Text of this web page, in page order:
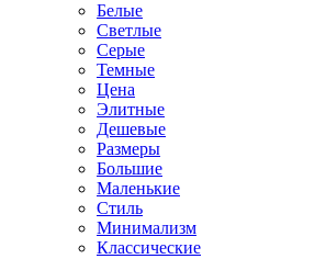
Белые
Светлые
Серые
Темные
Цена
Элитные
Дешевые
Размеры
Большие
Маленькие
Стиль
Минимализм
Классические